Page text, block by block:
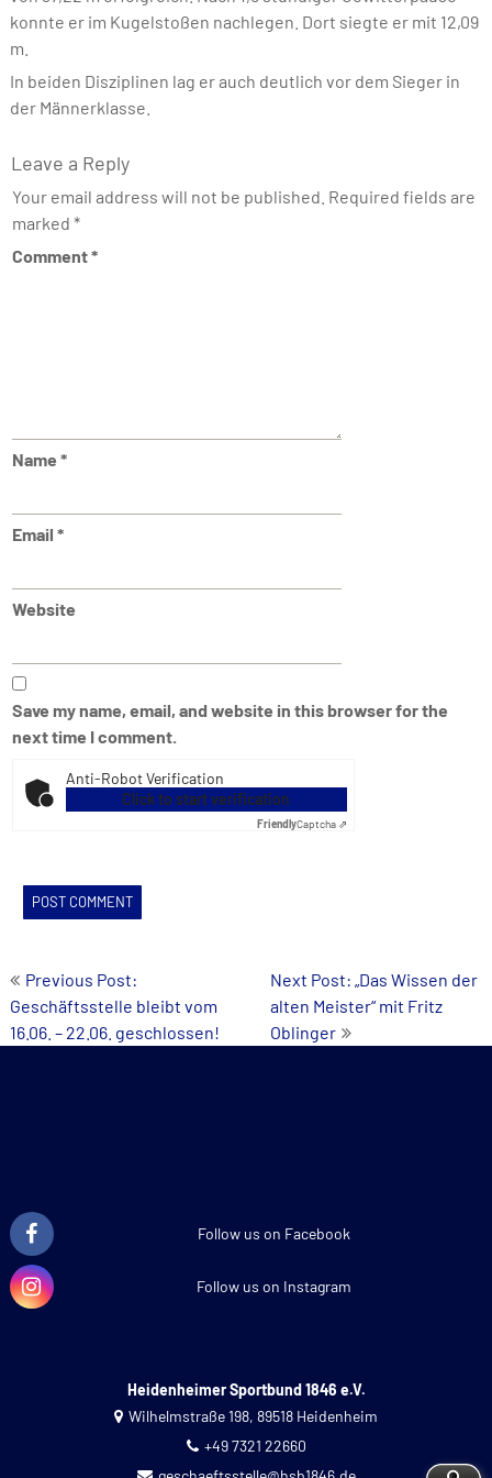
konnte er im Kugelstoßen nachlegen. Dort siegte er mit 12,09
m.
In beiden Disziplinen lag er auch deutlich vor dem Sieger in
der Männerklasse.
Leave a Reply
Your email address will not be published. Required fields are
marked *
Comment*
Name *
Email *
Website
Save my name, email, and website in this browser for the
next time I comment.
Anti-Robot Verification
Click to start verification
FriendlyCaptcha ⇗
Post
navigation
Previous Post:
Geschäftsstelle bleibt vom
16.06. – 22.06. geschlossen!
Next Post: „Das Wissen der
alten Meister“ mit Fritz
Oblinger
Follow us on Facebook
Follow us on Instagram
Heidenheimer Sportbund 1846 e.V.
Wilhelmstraße 198, 89518 Heidenheim
+49 7321 22660